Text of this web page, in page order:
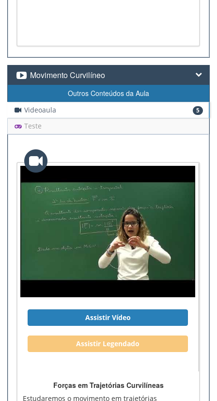
Movimento Curvilíneo
Outros Conteúdos da Aula
Videoaula 5
Teste
Assistir Vídeo
Assistir Legendado
Forças em Trajetórias Curvilíneas
Estudaremos o movimento em trajetórias